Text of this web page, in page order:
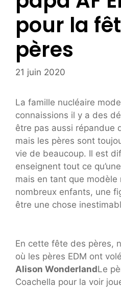
pour la
pères
21 juin 2020
La famille nucléaire
connaissions il y a des
être pas aussi répandue
mais les pères sont
vie de beaucoup. Il est
enseignent tout ce
mais en tant que modèle
nombreux enfants, une
être une chose
En cette fête des pères,
où les pères EDM ont
Alison WonderlandLe
Coachella pour la voir